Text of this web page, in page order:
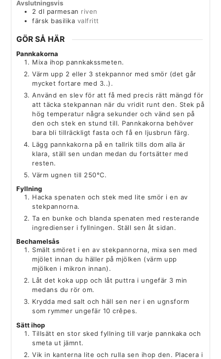
Avslutningsvis
2 dl parmesan riven
färsk basilika valfritt
GÖR SÅ HÄR
Pannkakorna
Mixa ihop pannkakssmeten.
Värm upp 2 eller 3 stekpannor med smör (det går
mycket fortare med 3..).
Använd en slev för att få med precis rätt mängd för
att täcka stekpannan när du vridit runt den. Stek på
hög temperatur några sekunder och vänd sen på
den och stek en stund till. Pannkakorna behöver
bara bli tillräckligt fasta och få en ljusbrun färg.
Lägg pannkakorna på en tallrik tills dom alla är
klara, ställ sen undan medan du fortsätter med
resten.
Värm ugnen till 250°C.
Fyllning
Hacka spenaten och stek med lite smör i en av
stekpannorna.
Ta en bunke och blanda spenaten med resterande
ingredienser i fyllningen. Ställ sen åt sidan.
Bechamelsås
Smält smöret i en av stekpannorna, mixa sen med
mjölet innan du häller på mjölken (värm upp
mjölken i mikron innan).
Låt det koka upp och låt puttra i ungefär 3 min
medans du rör om.
Krydda med salt och häll sen ner i en ugnsform
som rymmer ungefär 10 crêpes.
Sätt ihop
Tillsätt en stor sked fyllning till varje pannkaka och
smeta ut jämnt.
Vik in kanterna lite och rulla sen ihop den. Placera i